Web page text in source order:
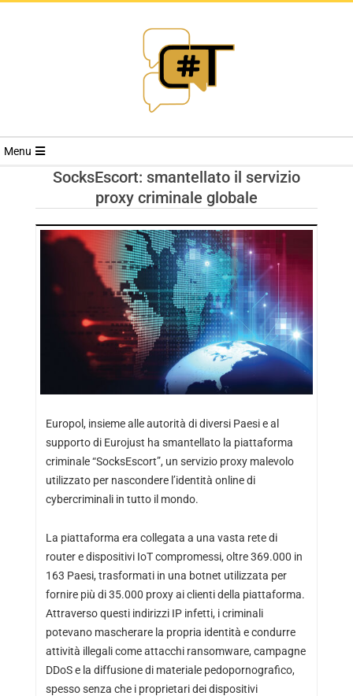
RIVISTA
TRENDS
Menu
SocksEscort: smantellato il servizio
proxy criminale globale
Europol, insieme alle autorità di diversi Paesi e al
supporto di Eurojust ha smantellato la piattaforma
criminale “SocksEscort”, un servizio proxy malevolo
utilizzato per nascondere l’identità online di
cybercriminali in tutto il mondo.
La piattaforma era collegata a una vasta rete di
router e dispositivi IoT compromessi, oltre 369.000 in
163 Paesi, trasformati in una botnet utilizzata per
fornire più di 35.000 proxy ai clienti della piattaforma.
Attraverso questi indirizzi IP infetti, i criminali
potevano mascherare la propria identità e condurre
attività illegali come attacchi ransomware, campagne
DDoS e la diffusione di materiale pedopornografico,
spesso senza che i proprietari dei dispositivi